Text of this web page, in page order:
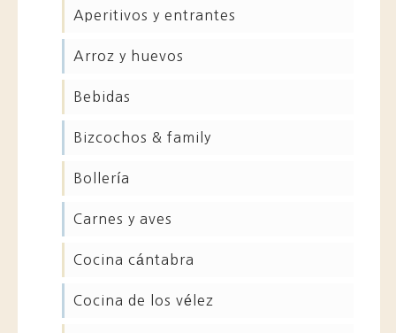
aperitivos y entrantes
arroz y huevos
bebidas
bizcochos & family
bollería
carnes y aves
cocina cántabra
cocina de los vélez